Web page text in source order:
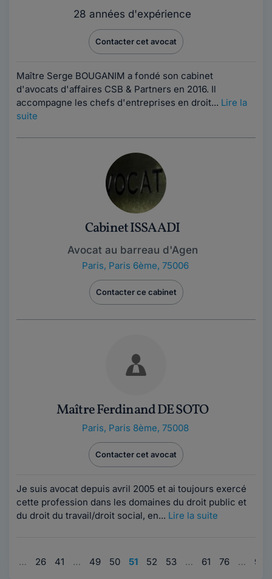
28 années d'expérience
Contacter cet avocat
Maître Serge BOUGANIM a fondé son cabinet
d'avocats d'affaires CSB & Partners en 2016. Il
accompagne les chefs d'entreprises en droit... Lire la
suite
Cabinet ISSAADI
Avocat au barreau d'Agen
Paris, Paris 6ème, 75006
Contacter ce cabinet
Maître Ferdinand DE SOTO
Paris, Paris 8ème, 75008
Contacter cet avocat
Je suis avocat depuis avril 2005 et ai toujours exercé
cette profession dans les domaines du droit public et
du droit du travail/droit social, en... Lire la suite
… 26 41 … 49 50 51 52 53 … 61 76 … 95